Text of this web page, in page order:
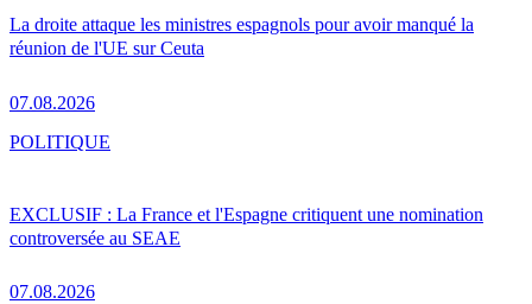
La droite attaque les ministres espagnols pour avoir manqué la
réunion de l'UE sur Ceuta
07.08.2026
EXCLUSIF : La France et l'Espagne critiquent une nomination
controversée au SEAE
07.08.2026
POLITIQUE